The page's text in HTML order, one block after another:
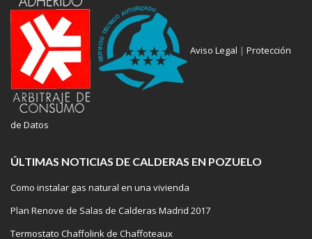
Aviso Legal | Protección
de Datos
ÚLTIMAS NOTICIAS DE CALDERAS EN POZUELO
Como instalar gas natural en una vivienda
Plan Renove de Salas de Calderas Madrid 2017
Termostato Chaffolink de Chaffoteaux